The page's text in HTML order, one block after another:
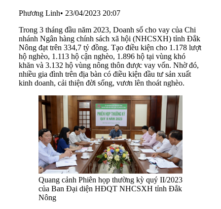
Phương Linh• 23/04/2023 20:07
Trong 3 tháng đầu năm 2023, Doanh số cho vay của Chi
nhánh Ngân hàng chính sách xã hội (NHCSXH) tỉnh Đắk
Nông đạt trên 334,7 tỷ đồng. Tạo điều kiện cho 1.178 lượt
hộ nghèo, 1.113 hộ cận nghèo, 1.896 hộ tại vùng khó
khăn và 3.132 hộ vùng nông thôn được vay vốn. Nhờ đó,
nhiều gia đình trên địa bàn có điều kiện đầu tư sản xuất
kinh doanh, cải thiện đời sống, vươn lên thoát nghèo.
Quang cảnh Phiên họp thường kỳ quý II/2023
của Ban Đại diện HĐQT NHCSXH tỉnh Đắk
Nông